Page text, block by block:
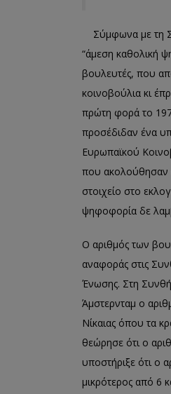
Σύμφωνα με τη
“άμεση καθολική
βουλευτές, που
κοινοβούλια κι
πρώτη φορά το
προσέδιδαν ένα
Ευρωπαϊκού
που ακολούθησαν
στοιχείο στο
ψηφοφορία δε
Ο αριθμός των
αναφοράς στις
Ένωσης. Στη
Άμστερνταμ ο
Νίκαιας όπου τα
θεώρησε ότι ο
υποστήριξε ότι ο
μικρότερος από 6